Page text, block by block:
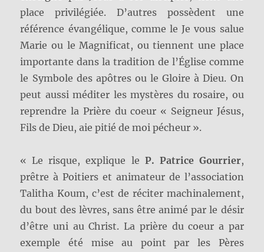
place privilégiée. D’autres possèdent une
référence évangélique, comme le Je vous salue
Marie ou le Magnificat, ou tiennent une place
importante dans la tradition de l’Église comme
le Symbole des apôtres ou le Gloire à Dieu. On
peut aussi méditer les mystères du rosaire, ou
reprendre la Prière du coeur « Seigneur Jésus,
Fils de Dieu, aie pitié de moi pécheur ».
« Le risque, explique le P. Patrice Gourrier,
prêtre à Poitiers et animateur de l’association
Talitha Koum, c’est de réciter machinalement,
du bout des lèvres, sans être animé par le désir
d’être uni au Christ. La prière du coeur a par
exemple été mise au point par les Pères